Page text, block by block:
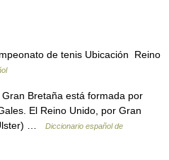
de tenis Ubicación Reino
Bretaña está formada por
El Reino Unido, por Gran
…
Diccionario español de